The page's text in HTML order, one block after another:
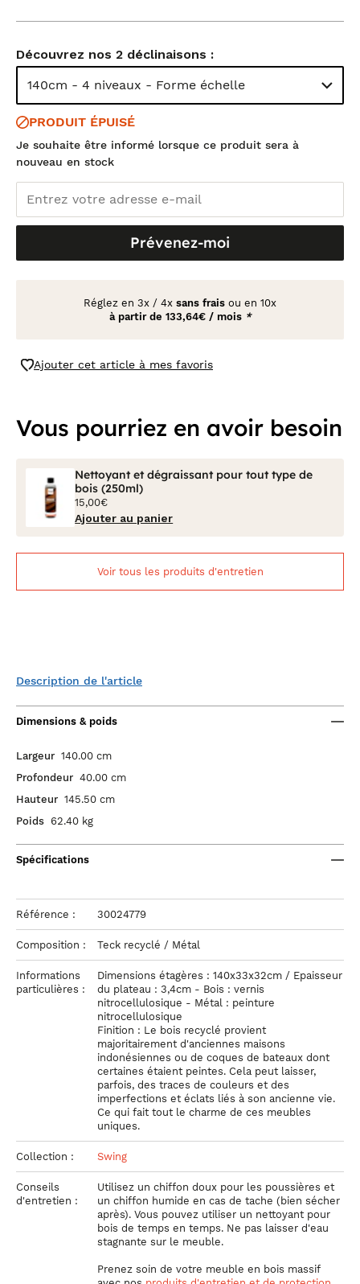
Découvrez nos 2 déclinaisons :
140cm - 4 niveaux - Forme échelle
PRODUIT ÉPUISÉ
Je souhaite être informé lorsque ce produit sera à
nouveau en stock
Prévenez-moi
Réglez en 3x / 4x sans frais ou en 10x
à partir de 133,64€ / mois *
Ajouter cet article à mes favoris
Vous pourriez en avoir besoin
Nettoyant et dégraissant pour tout type de
bois (250ml)
15,00€
Ajouter au panier
Voir tous les produits d'entretien
Description de l'article
Dimensions & poids
Largeur 140.00 cm
Profondeur 40.00 cm
Hauteur 145.50 cm
Poids 62.40 kg
Spécifications
Référence : 30024779
Composition : Teck recyclé / Métal
Informations
particulières :
Dimensions étagères : 140x33x32cm / Epaisseur
du plateau : 3,4cm - Bois : vernis
nitrocellulosique - Métal : peinture
nitrocellulosique
Finition : Le bois recyclé provient
majoritairement d'anciennes maisons
indonésiennes ou de coques de bateaux dont
certaines étaient peintes. Cela peut laisser,
parfois, des traces de couleurs et des
imperfections et éclats liés à son ancienne vie.
Ce qui fait tout le charme de ces meubles
uniques.
Collection : Swing
Conseils
d'entretien :
Utilisez un chiffon doux pour les poussières et
un chiffon humide en cas de tache (bien sécher
après). Vous pouvez utiliser un nettoyant pour
bois de temps en temps. Ne pas laisser d'eau
stagnante sur le meuble.
Prenez soin de votre meuble en bois massif